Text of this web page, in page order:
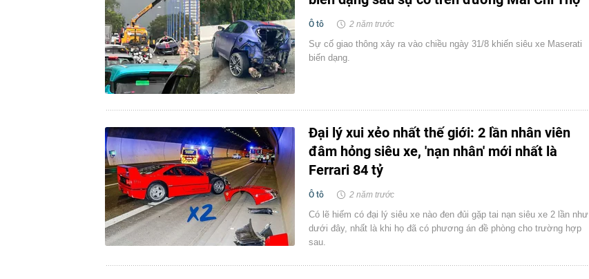
Ô tô 2 năm trước
Sự cố giao thông xảy ra vào chiều ngày 31/8 khiến siêu xe Maserati
biến dạng.
Đại lý xui xẻo nhất thế giới: 2 lần nhân viên
đâm hỏng siêu xe, 'nạn nhân' mới nhất là
Ferrari 84 tỷ
Ô tô 2 năm trước
Có lẽ hiếm có đại lý siêu xe nào đen đủi gặp tai nạn siêu xe 2 lần như
dưới đây, nhất là khi họ đã có phương án đề phòng cho trường hợp
sau.